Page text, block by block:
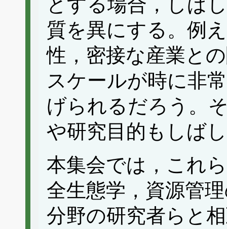
とする場合，しば
質を異にする。例
性，密接な産業と
スケールが時に非
げられるだろう。
や研究目的もしば
本集会では，これ
全生態学，資源管
分野の研究者らと